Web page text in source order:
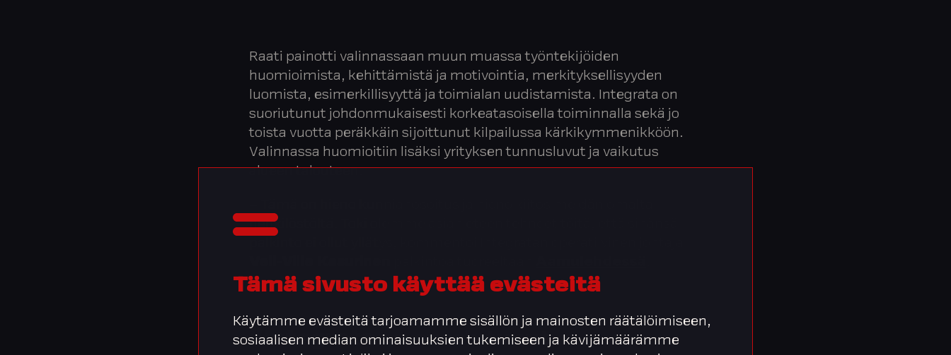
Tämä sivusto käyttää evästeitä
Käytämme evästeitä tarjoamamme sisällön ja mainosten räätälöimiseen,
sosiaalisen median ominaisuuksien tukemiseen ja kävijämäärämme
Raati painotti valinnassaan muun muassa työntekijöiden
huomioimista, kehittämistä ja motivointia, merkityksellisyyden
luomista, esimerkillisyyttä ja toimialan uudistamista. Integrata on
suoriutunut johdonmukaisesti korkeatasoisella toiminnalla sekä jo
toista vuotta peräkkäin sijoittunut kilpailussa kärkikymmenikköön.
Valinnassa huomioitiin lisäksi yrityksen tunnusluvut ja vaikutus
alueen talouteen.
henkilöstöltä. Toki olemme asian eteen tehneet töitä, että sinänsä
”Integrata on suoriutunut